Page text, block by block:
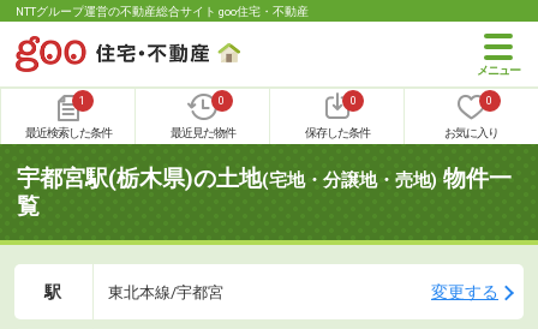
NTTグループ運営の不動産総合サイト goo住宅・不動産
1
最近検索した条件
0
最近見た物件
0
保存した条件
0
お気に入り
宇都宮駅(栃木県)の土地(宅地・分譲地・売地) 物件一
覧
駅 東北本線/宇都宮 変更する